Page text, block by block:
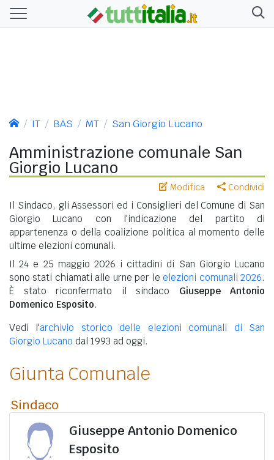
IT BAS MT San Giorgio Lucano
Amministrazione comunale San
Giorgio Lucano
Modifica Condividi
Il Sindaco, gli Assessori ed i Consiglieri del Comune di San
Giorgio Lucano con l'indicazione del partito di
appartenenza o della coalizione politica al momento delle
ultime elezioni comunali.
Il 24 e 25 maggio 2026 i cittadini di San Giorgio Lucano
sono stati chiamati alle urne per le elezioni comunali 2026.
È stato riconfermato il sindaco Giuseppe Antonio
Domenico Esposito.
Vedi l'archivio storico delle elezioni comunali di San
Giorgio Lucano dal 1993 ad oggi.
Giunta Comunale
Sindaco
Giuseppe Antonio Domenico
Esposito